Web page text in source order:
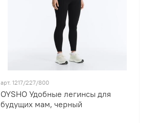
арт. 1217/227/800
OYSHO Удобные легинсы для
будущих мам, черный